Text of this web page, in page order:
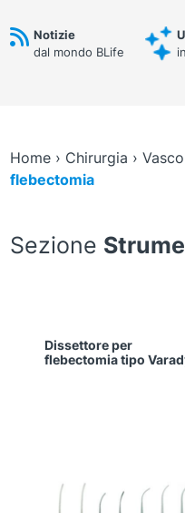
Notizie
dal mondo BLife
Home› Chirurgia ›
flebectomia
Sezione
Dissettore per
flebectomia tipo